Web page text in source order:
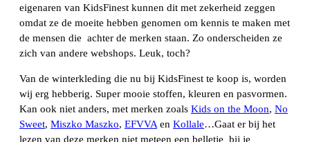
eigenaren van KidsFinest kunnen dit met zekerheid zeggen
omdat ze de moeite hebben genomen om kennis te maken met
de mensen die achter de merken staan. Zo onderscheiden ze
zich van andere webshops. Leuk, toch?
Van de winterkleding die nu bij KidsFinest te koop is, worden
wij erg hebberig. Super mooie stoffen, kleuren en pasvormen.
Kan ook niet anders, met merken zoals Kids on the Moon, No
Sweet, Miszko Maszko, EFVVA en Kollale…Gaat er bij het
lezen van deze merken niet meteen een belletje bij je